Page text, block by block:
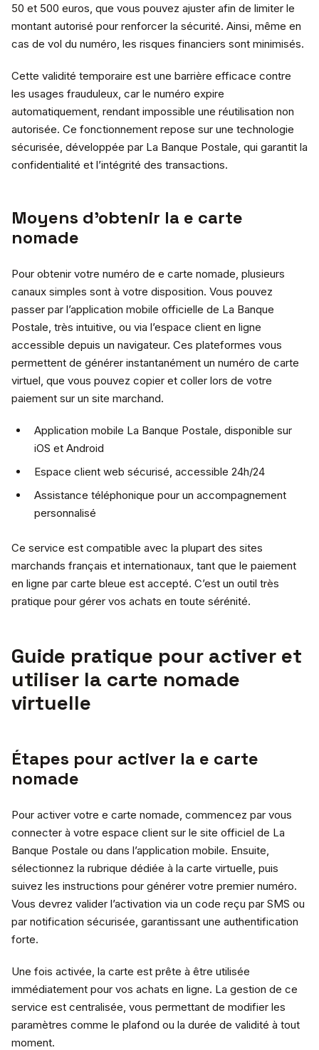
50 et 500 euros, que vous pouvez ajuster afin de limiter le
montant autorisé pour renforcer la sécurité. Ainsi, même en
cas de vol du numéro, les risques financiers sont minimisés.
Cette validité temporaire est une barrière efficace contre
les usages frauduleux, car le numéro expire
automatiquement, rendant impossible une réutilisation non
autorisée. Ce fonctionnement repose sur une technologie
sécurisée, développée par La Banque Postale, qui garantit la
confidentialité et l’intégrité des transactions.
Moyens d’obtenir la e carte
nomade
Pour obtenir votre numéro de e carte nomade, plusieurs
canaux simples sont à votre disposition. Vous pouvez
passer par l’application mobile officielle de La Banque
Postale, très intuitive, ou via l’espace client en ligne
accessible depuis un navigateur. Ces plateformes vous
permettent de générer instantanément un numéro de carte
virtuel, que vous pouvez copier et coller lors de votre
paiement sur un site marchand.
Application mobile La Banque Postale, disponible sur
iOS et Android
Espace client web sécurisé, accessible 24h/24
Assistance téléphonique pour un accompagnement
personnalisé
Ce service est compatible avec la plupart des sites
marchands français et internationaux, tant que le paiement
en ligne par carte bleue est accepté. C’est un outil très
pratique pour gérer vos achats en toute sérénité.
Guide pratique pour activer et
utiliser la carte nomade
virtuelle
Étapes pour activer la e carte
nomade
Pour activer votre e carte nomade, commencez par vous
connecter à votre espace client sur le site officiel de La
Banque Postale ou dans l’application mobile. Ensuite,
sélectionnez la rubrique dédiée à la carte virtuelle, puis
suivez les instructions pour générer votre premier numéro.
Vous devrez valider l’activation via un code reçu par SMS ou
par notification sécurisée, garantissant une authentification
forte.
Une fois activée, la carte est prête à être utilisée
immédiatement pour vos achats en ligne. La gestion de ce
service est centralisée, vous permettant de modifier les
paramètres comme le plafond ou la durée de validité à tout
moment.